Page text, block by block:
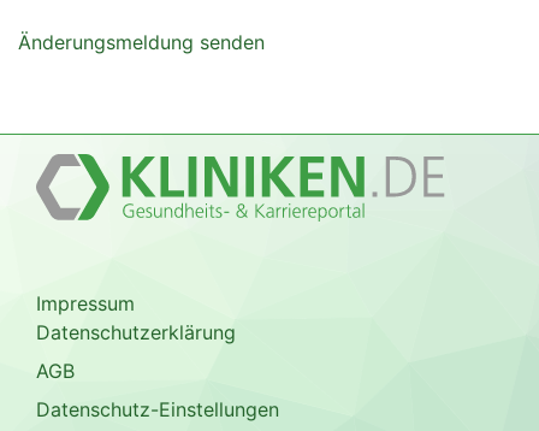
Änderungsmeldung senden
Impressum
Datenschutzerklärung
AGB
Datenschutz-Einstellungen